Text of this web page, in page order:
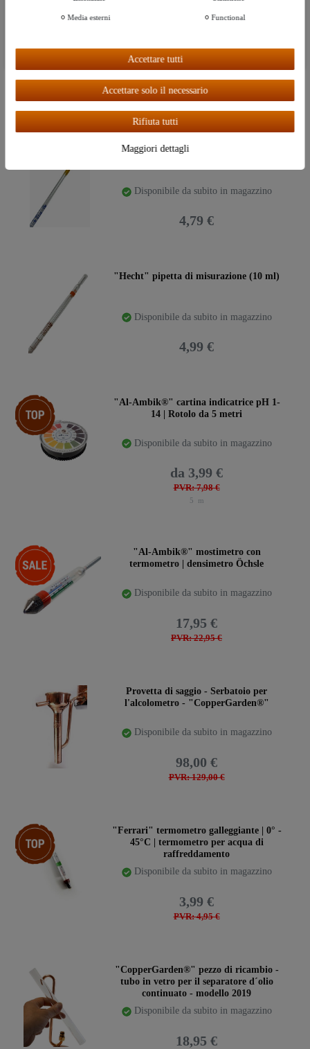
Ceres::Template.storeSpecialTop
Disponibile da subito in magazzino
27,95 €
"Hecht" pipetta 1 ml
Disponibile da subito in magazzino
4,79 €
"Hecht" pipetta di misurazione (10 ml)
Disponibile da subito in magazzino
4,99 €
Ceres::Template.storeSpecialTop"Al-Ambik®" cartina indicatrice pH 1-
14 | Rotolo da 5 metri
Disponibile da subito in magazzino
PVR: 7,98 €
da 3,99 €
5 m
-22%
"Al-Ambik®" mostimetro con
termometro | densimetro Öchsle
Disponibile da subito in magazzino
PVR: 22,95 €
17,95 €
Provetta di saggio - Serbatoio per
l'alcolometro - "CopperGarden®"
Disponibile da subito in magazzino
PVR: 129,00 €
98,00 €
Ceres::Template.storeSpecialTop"Ferrari" termometro galleggiante | 0° -
45°C | termometro per acqua di
raffreddamento
Disponibile da subito in magazzino
PVR: 4,95 €
3,99 €
"CopperGarden®" pezzo di ricambio -
tubo in vetro per il separatore d´olio
continuato - modello 2019
Disponibile da subito in magazzino
18,95 €
Ceres::Template.cookieBarMoreSettings
Ceres::Template.cookieBarAcceptAll
Media esterni Functional
Accettare tutti
Accettare solo il necessario
Rifiuta tutti
Maggiori dettagli